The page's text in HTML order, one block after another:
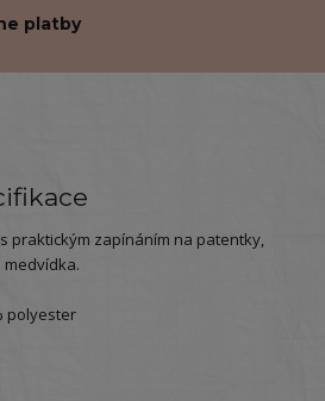
platby
praktickým zapínáním na patentky,
polyester